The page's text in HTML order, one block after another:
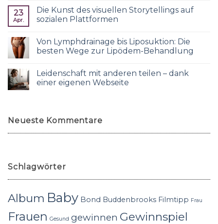
23
Apr.
Die Kunst des visuellen Storytellings auf
sozialen Plattformen
Von Lymphdrainage bis Liposuktion: Die
besten Wege zur Lipödem-Behandlung
Leidenschaft mit anderen teilen – dank
einer eigenen Webseite
Neueste Kommentare
Schlagwörter
Album Baby Bond Buddenbrooks Filmtipp Frau
Frauen Gesund gewinnen Gewinnspiel